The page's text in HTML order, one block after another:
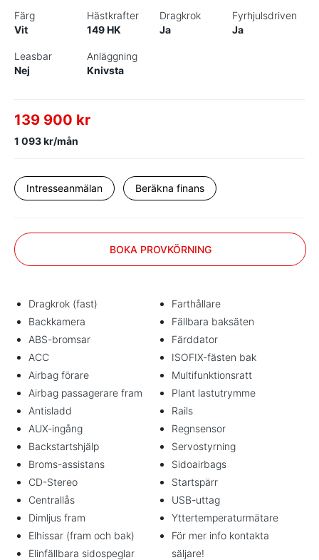
Färg
Vit
Hästkrafter
149 HK
Dragkrok
Ja
Fyrhjulsdriven
Ja
Leasbar
Nej
Anläggning
Knivsta
139 900 kr
1 093 kr/mån
Intresseanmälan Beräkna finans
BOKA PROVKÖRNING
Dragkrok (fast)
Backkamera
ABS-bromsar
ACC
Airbag förare
Airbag passagerare fram
Antisladd
AUX-ingång
Backstartshjälp
Broms-assistans
CD-Stereo
Centrallås
Dimljus fram
Elhissar (fram och bak)
Elinfällbara sidospeglar
Farthållare
Fällbara baksäten
Färddator
ISOFIX-fästen bak
Multifunktionsratt
Plant lastutrymme
Rails
Regnsensor
Servostyrning
Sidoairbags
Startspärr
USB-uttag
Yttertemperaturmätare
För mer info kontakta
säljare!